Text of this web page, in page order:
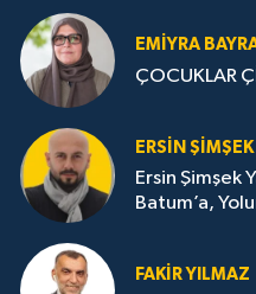
EMIYRA
ÇOCUKLAR
ERSIN ŞIMŞEK
Ersin Şimşek
Batum’a,
FAKIR YILMAZ